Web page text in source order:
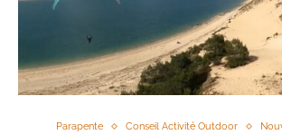
Parapente Conseil Activité Outdoor